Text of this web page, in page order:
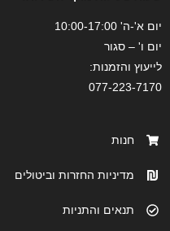
יום א'-ה' 10:00-17:00
יום ו' – סגור
לייעוץ והזמנות:
077-223-7170
חנות
מדיניות החזרות וביטולים
תנאים והתניות